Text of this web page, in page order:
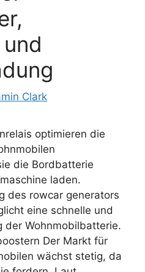
Clark
optimieren die
die Bordbatterie
laden.
des rowcar generators
eine schnelle und
der Wohnmobilbatterie.
Der Markt für
wächst stetig, da